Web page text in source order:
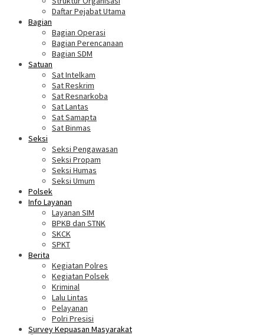
Daftar Pejabat Utama
Bagian
Bagian Operasi
Bagian Perencanaan
Bagian SDM
Satuan
Sat Intelkam
Sat Reskrim
Sat Resnarkoba
Sat Lantas
Sat Samapta
Sat Binmas
Seksi
Seksi Pengawasan
Seksi Propam
Seksi Humas
Seksi Umum
Polsek
Info Layanan
Layanan SIM
BPKB dan STNK
SKCK
SPKT
Berita
Kegiatan Polres
Kegiatan Polsek
Kriminal
Lalu Lintas
Pelayanan
Polri Presisi
Survey Kepuasan Masyarakat